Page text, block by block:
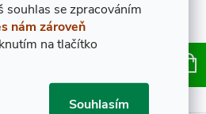
souhlas se zpracováním
nám zároveň
na tlačítko
Souhlasím
7 290 Kč
Měrná
cena: